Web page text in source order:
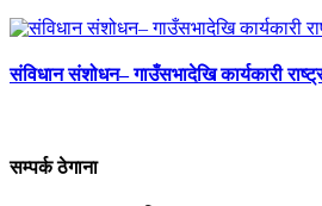
संविधान संशोधन– गाउँसभादेखि कार्यकारी
सम्पर्क ठेगाना